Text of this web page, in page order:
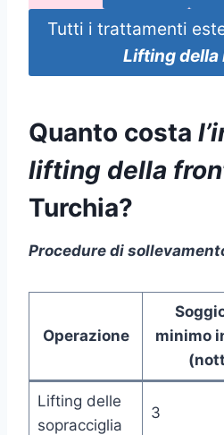
Tutti i trattamenti
Lifting della
Quanto costa
lifting della
Turchia?
Procedure di
Operazione
minimo
Lifting delle
sopracciglia
3